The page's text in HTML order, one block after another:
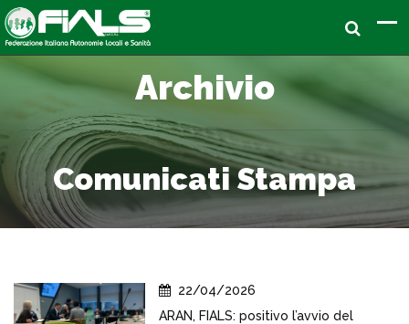
Archivio
Comunicati Stampa
22/04/2026
ARAN, FIALS: positivo l’avvio del